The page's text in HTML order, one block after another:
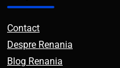
Contact
Despre Renania
Blog Renania